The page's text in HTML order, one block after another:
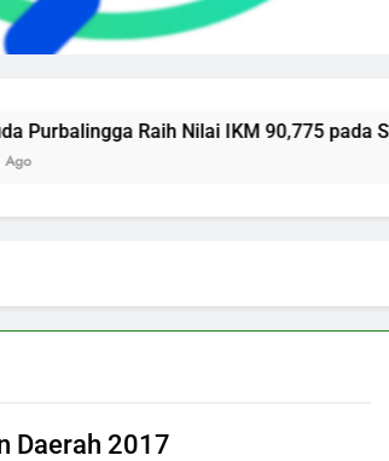
Raih Nilai IKM 90,775 pada Survei
Daerah 2017